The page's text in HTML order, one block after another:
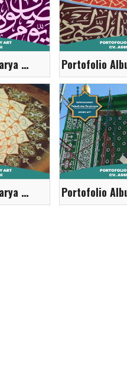
Portofolio Album Hasil Karya Assiry Art
Portofolio Album Hasil Karya Assiry Art